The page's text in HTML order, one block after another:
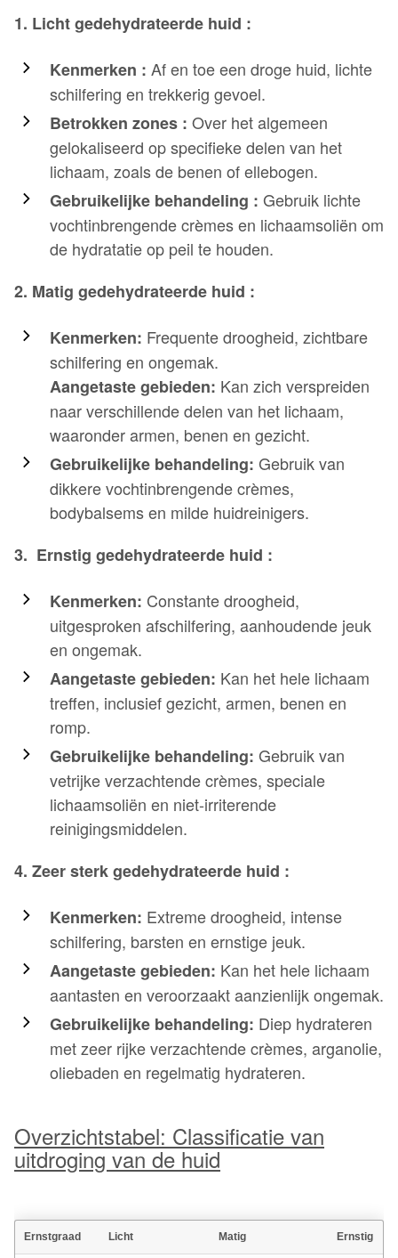
1. Lichtgedehydrateerde huid :
Kenmerken : Af en toe een droge huid, lichte
schilfering en trekkerig gevoel.
Betrokken zones : Over het algemeen
gelokaliseerd op specifieke delen van het
lichaam, zoals de benen of ellebogen.
Gebruikelijke behandeling : Gebruik lichte
vochtinbrengende crèmes en lichaamsoliën om
de hydratatie op peil te houden.
2. Matig gedehydrateerde huid :
Kenmerken: Frequente droogheid, zichtbare
schilfering en ongemak.
Aangetaste gebieden: Kan zich verspreiden
naar verschillende delen van het lichaam,
waaronder armen, benen en gezicht.
Gebruikelijke behandeling: Gebruik van
dikkere vochtinbrengende crèmes,
bodybalsems en milde huidreinigers.
3. Ernstig gedehydrateerde huid :
Kenmerken: Constante droogheid,
uitgesproken afschilfering, aanhoudende jeuk
en ongemak.
Aangetaste gebieden: Kan het hele lichaam
treffen, inclusief gezicht, armen, benen en
romp.
Gebruikelijke behandeling: Gebruik van
vetrijke verzachtende crèmes, speciale
lichaamsoliën en niet-irriterende
reinigingsmiddelen.
4. Zeer sterk gedehydrateerde huid :
Kenmerken: Extreme droogheid, intense
schilfering, barsten en ernstige jeuk.
Aangetaste gebieden: Kan het hele lichaam
aantasten en veroorzaakt aanzienlijk ongemak.
Gebruikelijke behandeling: Diep hydrateren
met zeer rijke verzachtende crèmes, arganolie,
oliebaden en regelmatig hydrateren.
Overzichtstabel: Classificatie van
uitdroging van de huid
Ernstgraad Licht Matig Ernstig